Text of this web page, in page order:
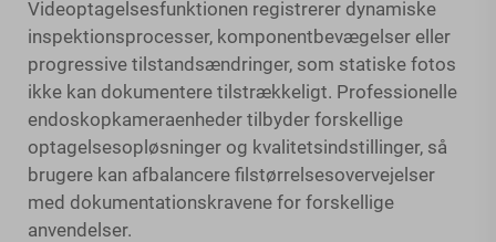
Videoptagelsesfunktionen registrerer dynamiske
inspektionsprocesser, komponentbevægelser eller
progressive tilstandsændringer, som statiske fotos
ikke kan dokumentere tilstrækkeligt. Professionelle
endoskopkameraenheder tilbyder forskellige
optagelsesopløsninger og kvalitetsindstillinger, så
brugere kan afbalancere filstørrelsesovervejelser
med dokumentationskravene for forskellige
anvendelser.